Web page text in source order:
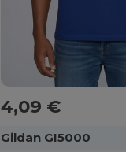
4,09 €
Gildan GI5000